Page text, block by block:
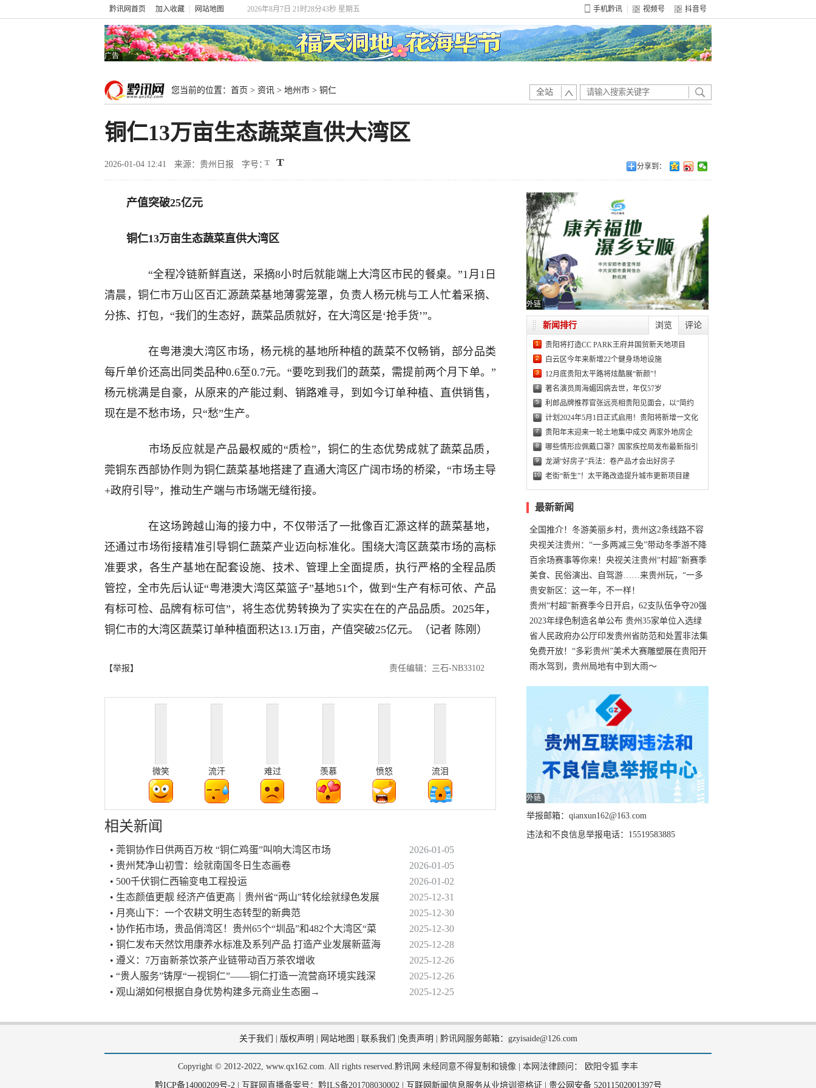
黔讯网首页 加入收藏 网站地图 2026年8月7日 21时28分43秒 星期五 手机黔讯 视频号 抖音号
广告
您当前的位置： 首页 > 资讯 > 地州市 > 铜仁 全站
铜仁13万亩生态蔬菜直供大湾区
2026-01-04 12:41 来源：贵州日报 字号： 分享到：
产值突破25亿元
铜仁13万亩生态蔬菜直供大湾区
“全程冷链新鲜直送，采摘8小时后就能端上大湾区市民的餐桌。”1月1日
清晨，铜仁市万山区百汇源蔬菜基地薄雾笼罩，负责人杨元桃与工人忙着采摘、
分拣、打包，“我们的生态好，蔬菜品质就好，在大湾区是‘抢手货’”。
在粤港澳大湾区市场，杨元桃的基地所种植的蔬菜不仅畅销，部分品类
每斤单价还高出同类品种0.6至0.7元。“要吃到我们的蔬菜，需提前两个月下单。”
杨元桃满是自豪，从原来的产能过剩、销路难寻，到如今订单种植、直供销售，
现在是不愁市场，只“愁”生产。
市场反应就是产品最权威的“质检”，铜仁的生态优势成就了蔬菜品质，
莞铜东西部协作则为铜仁蔬菜基地搭建了直通大湾区广阔市场的桥梁，“市场主导
+政府引导”，推动生产端与市场端无缝衔接。
在这场跨越山海的接力中，不仅带活了一批像百汇源这样的蔬菜基地，
还通过市场衔接精准引导铜仁蔬菜产业迈向标准化。围绕大湾区蔬菜市场的高标
准要求，各生产基地在配套设施、技术、管理上全面提质，执行严格的全程品质
管控，全市先后认证“粤港澳大湾区菜篮子”基地51个，做到“生产有标可依、产品
有标可检、品牌有标可信”，将生态优势转换为了实实在在的产品品质。2025年，
铜仁市的大湾区蔬菜订单种植面积达13.1万亩，产值突破25亿元。（记者 陈刚）
【举报】 责任编辑：三石-NB33102
微笑 流汗 难过 羡慕 愤怒 流泪
相关新闻
• 莞铜协作日供两百万枚 “铜仁鸡蛋”叫响大湾区市场
2026-01-05
• 贵州梵净山初雪：绘就南国冬日生态画卷
2026-01-05
• 500千伏铜仁西输变电工程投运
2026-01-02
• 生态颜值更靓 经济产值更高｜贵州省“两山”转化绘就绿色发展
2025-12-31
• 月亮山下：一个农耕文明生态转型的新典范
2025-12-30
• 协作拓市场，贵品俏湾区！贵州65个“圳品”和482个大湾区“菜
2025-12-30
• 铜仁发布天然饮用康养水标准及系列产品 打造产业发展新蓝海
2025-12-28
• 遵义：7万亩新茶饮茶产业链带动百万茶农增收
2025-12-26
• “贵人服务”铸厚“一视铜仁”——铜仁打造一流营商环境实践深
2025-12-26
• 观山湖如何根据自身优势构建多元商业生态圈→
2025-12-25
外链
浏览 评论
新闻排行
1 贵阳将打造CC PARK王府井国贸新天地项目
2 白云区今年来新增22个健身场地设施
3 12月底贵阳太平路将炫酷展“新颜”！
4 著名演员周海媚因病去世，年仅57岁
5 利郎品牌推荐官张远亮相贵阳见面会，以“简约
6 计划2024年5月1日正式启用！贵阳将新增一文化
7 贵阳年末迎来一轮土地集中成交 两家外地房企
8 哪些情形应佩戴口罩？国家疾控局发布最新指引
9 龙湖“好房子”兵法：卷产品才会出好房子
10 老街“新生”！太平路改造提升城市更新项目建
最新新闻
全国推介！冬游美丽乡村，贵州这2条线路不容
错过
央视关注贵州：“一多两减三免”带动冬季游不降
温
百余场赛事等你来！央视关注贵州“村超”新赛季
正式“打响”
美食、民俗演出、自驾游……来贵州玩，“一多
两减三免”！
贵安新区：这一年，不一样！
贵州“村超”新赛季今日开启，62支队伍争夺20强
名额
2023年绿色制造名单公布 贵州35家单位入选绿
色工厂
省人民政府办公厅印发贵州省防范和处置非法集
资工作实施细则
免费开放！“多彩贵州”美术大赛雕塑展在贵阳开
展，持续至1月19日
雨水驾到，贵州局地有中到大雨～
外链
举报邮箱：qianxun162@163.com
违法和不良信息举报电话：15519583885
关于我们 版权声明 网站地图 联系我们 免责声明 黔讯网服务邮箱：gzyisaide@126.com
Copyright © 2012-2022, www.qx162.com. All rights reserved.黔讯网 未经同意不得复制和镜像 | 本网法律顾问： 欧阳令狐 李丰
黔ICP备14000209号-2| 互联网直播备案号：黔ILS备201708030002 | 互联网新闻信息服务从业培训资格证 贵公网安备 52011502001397号